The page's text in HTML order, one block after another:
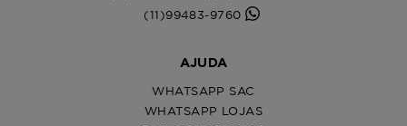
(11)99483-9760
AJUDA
WHATSAPP SAC
WHATSAPP LOJAS